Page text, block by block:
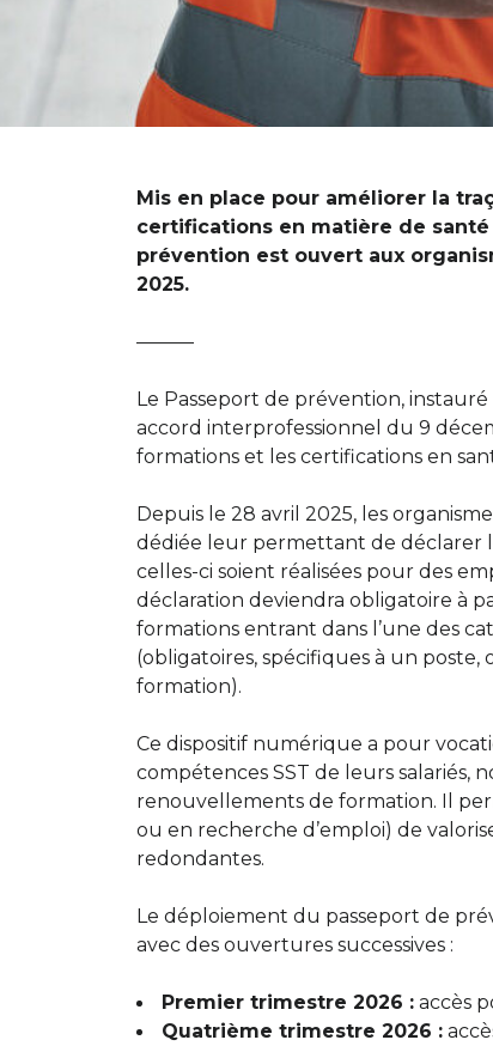
Mis en place pour améliorer la
certifications en matière de
prévention est ouvert aux
2025.
———
Le Passeport de prévention,
accord interprofessionnel du 9
formations et les certifications en
Depuis le 28 avril 2025, les
dédiée leur permettant de déclarer
celles-ci soient réalisées pour des
déclaration deviendra obligatoire à
formations entrant dans l’une des
(obligatoires, spécifiques à un
formation).
Ce dispositif numérique a pour
compétences SST de leurs salariés,
renouvellements de formation. Il
ou en recherche d’emploi) de
redondantes.
Le déploiement du passeport de
avec des ouvertures successives :
Premier trimestre 2026 :accès
Quatrième trimestre 2026 :